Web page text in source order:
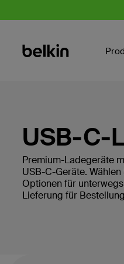
USB-C-
Premium-Ladegeräte
USB-C-Geräte.
Optionen für
Lieferung für